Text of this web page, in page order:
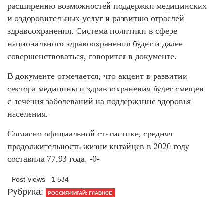
расширению возможностей поддержки медицинских
и оздоровительных услуг и развитию отраслей
здравоохранения. Система политики в сфере
национального здравоохранения будет и далее
совершенствоваться, говорится в документе.
В документе отмечается, что акцент в развитии
сектора медицины и здравоохранения будет смещен
с лечения заболеваний на поддержание здоровья
населения.
Согласно официальной статистике, средняя
продолжительность жизни китайцев в 2020 году
составила 77,93 года. -0-
Post Views: 1 584
Рубрика: РОССИЯ-КИТАЙ: ГЛАВНОЕ